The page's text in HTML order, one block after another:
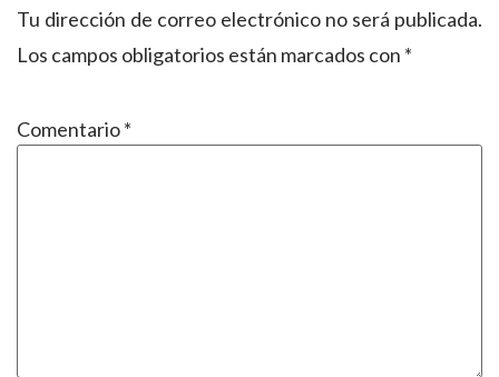
Tu dirección de correo electrónico no será publicada.
Los campos obligatorios están marcados con *
Comentario*